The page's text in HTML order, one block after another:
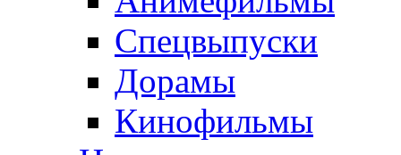
Спецвыпуски
Дорамы
Кинофильмы